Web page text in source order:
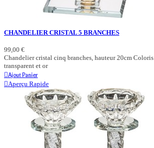
CHANDELIER CRISTAL 5 BRANCHES
99,00 €
Chandelier cristal cinq branches, hauteur 20cm Coloris
transparent et or
Ajout Panier
Aperçu Rapide